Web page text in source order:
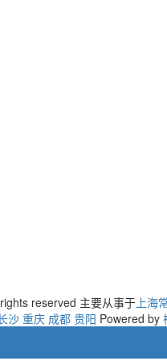
reserved 主要从事于 上海
沙 重庆 成都 贵阳 Powered by